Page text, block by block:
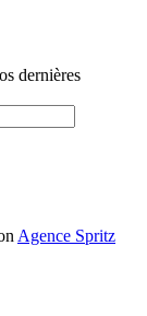
dernières
Agence Spritz